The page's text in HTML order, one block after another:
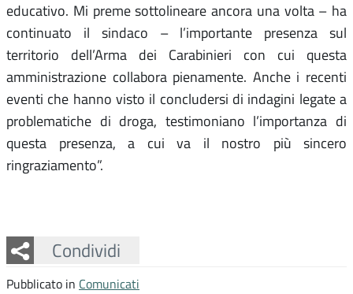
educativo. Mi preme sottolineare ancora una volta – ha
continuato il sindaco – l’importante presenza sul
territorio dell’Arma dei Carabinieri con cui questa
amministrazione collabora pienamente. Anche i recenti
eventi che hanno visto il concludersi di indagini legate a
problematiche di droga, testimoniano l’importanza di
questa presenza, a cui va il nostro più sincero
ringraziamento”.
Condividi
Facebook
Twitter
Whatsapp
Pubblicato in Comunicati